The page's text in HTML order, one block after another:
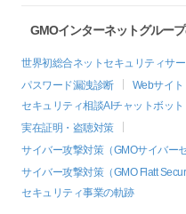
GMOインターネットグルー
世界初総合ネットセキュリティサ
パスワード漏洩診断
Webサイ
セキュリティ相談AIチャットボット
実在証明・盗聴対策
サイバー攻撃対策（GMOサイバー
サイバー攻撃対策（GMO Flatt
セキュリティ事業の軌跡